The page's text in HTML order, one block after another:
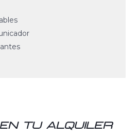
TU ALQUILER